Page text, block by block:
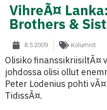
VihreÃ¤
Brothers &
8.5.2009 Kolumnit
Olisiko finanssikriisiltÃ¤
johdossa olisi ollut
Peter Lodenius pohti
TidissÃ¤.